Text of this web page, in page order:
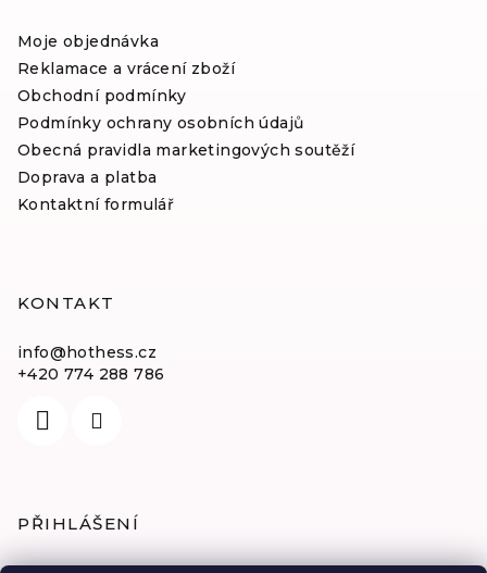
Moje objednávka
Reklamace a vrácení zboží
Obchodní podmínky
Podmínky ochrany osobních údajů
Obecná pravidla marketingových soutěží
Doprava a platba
Kontaktní formulář
KONTAKT
info@ hothess.cz
+420 774 288 786
PŘIHLÁŠENÍ